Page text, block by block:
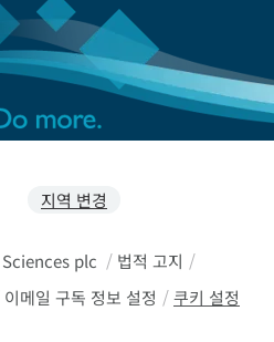
지역 변경
plc / 법적 고지 /
이메일 구독 정보 설정 /쿠키 설정